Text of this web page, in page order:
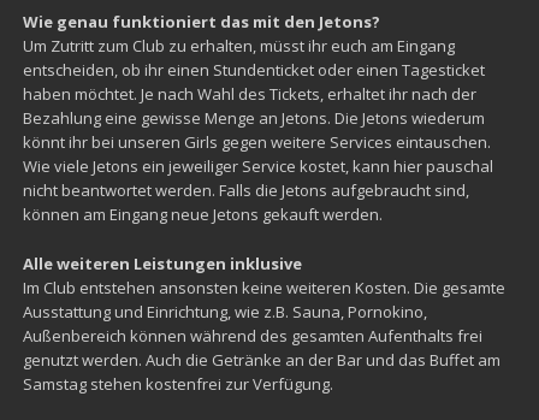
Wie genau funktioniert das mit den Jetons?
Um Zutritt zum Club zu erhalten, müsst ihr euch am Eingang
entscheiden, ob ihr einen Stundenticket oder einen Tagesticket
haben möchtet. Je nach Wahl des Tickets, erhaltet ihr nach der
Bezahlung eine gewisse Menge an Jetons. Die Jetons wiederum
könnt ihr bei unseren Girls gegen weitere Services eintauschen.
Wie viele Jetons ein jeweiliger Service kostet, kann hier pauschal
nicht beantwortet werden. Falls die Jetons aufgebraucht sind,
können am Eingang neue Jetons gekauft werden.
Alle weiteren Leistungen inklusive
Im Club entstehen ansonsten keine weiteren Kosten. Die gesamte
Ausstattung und Einrichtung, wie z.B. Sauna, Pornokino,
Außenbereich können während des gesamten Aufenthalts frei
genutzt werden. Auch die Getränke an der Bar und das Buffet am
Samstag stehen kostenfrei zur Verfügung.